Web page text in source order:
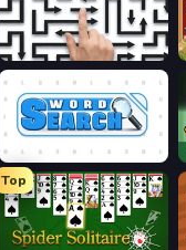
Arrow Escape: Puzzle
Word Search
Top